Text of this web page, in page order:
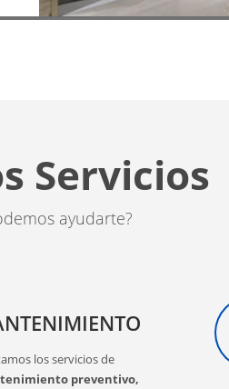
Servicios
ayudarte?
los servicios de
preventivo,